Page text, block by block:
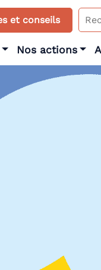
et conseils
for:
Nos actions